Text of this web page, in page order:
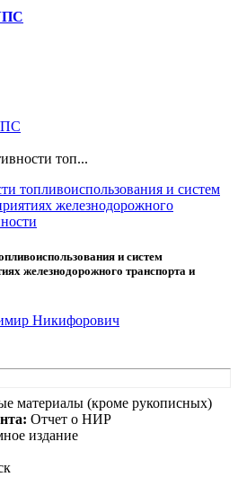
топ...
топливоиспользования и систем
железнодорожного
и систем
железнодорожного транспорта и
Никифорович
материалы (кроме рукописных)
Отчет о НИР
издание